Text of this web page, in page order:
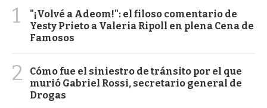
1
"¡Volvé a Adeom!": el filoso comentario de
Yesty Prieto a Valeria Ripoll en plena Cena de
Famosos
2
Cómo fue el siniestro de tránsito por el que
murió Gabriel Rossi, secretario general de
Drogas